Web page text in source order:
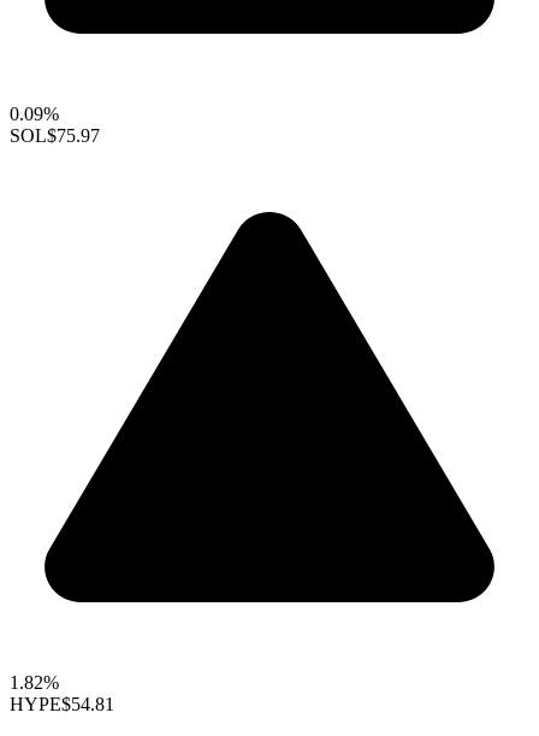
0.09%
SOL$75.97
1.82%
HYPE$54.81